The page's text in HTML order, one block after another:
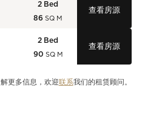
2 Bed
86 SQ M
查看房源
2 Bed
90 SQ M
查看房源
更多信息，欢迎联系我们的租赁顾问。